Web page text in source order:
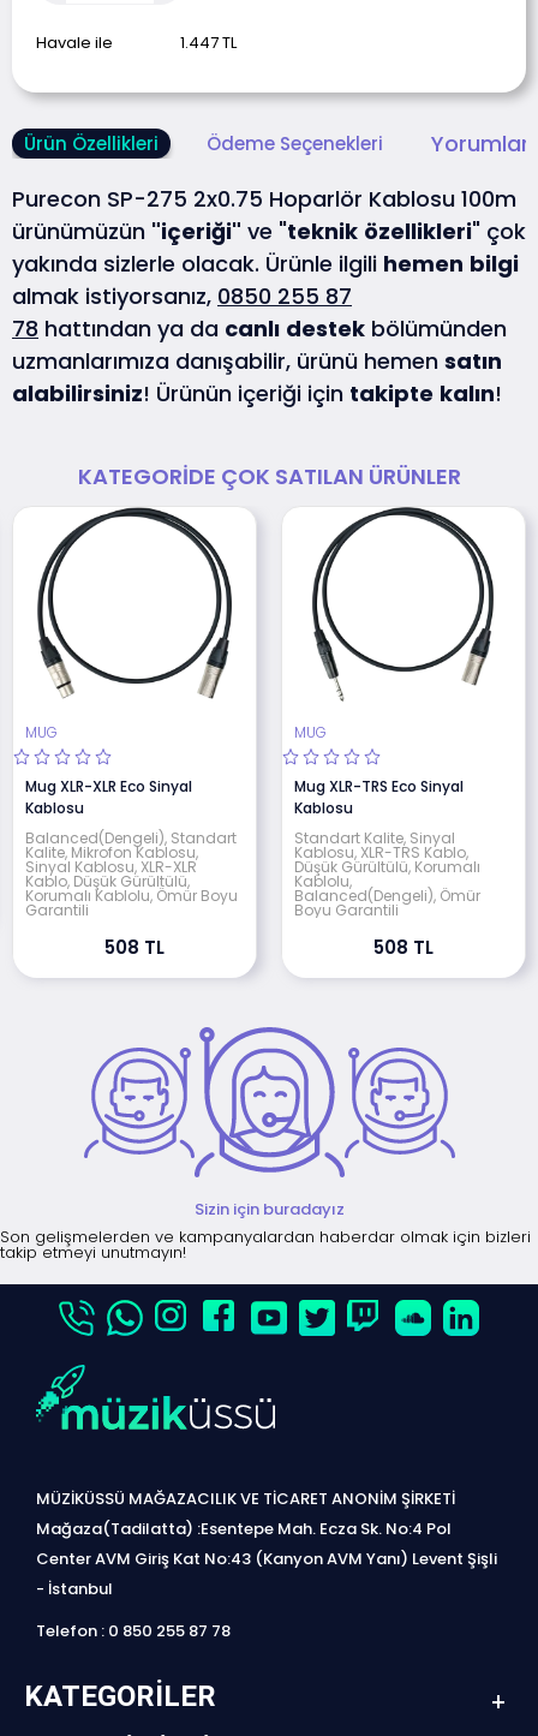
Havale ile 1.447TL
Ürün Özellikleri Ödeme Seçenekleri
Purecon SP-275 2x0.75 Hoparlör Kablosu 100m
ürünümüzün "içeriği" ve "teknik özellikleri" çok
yakında sizlerle olacak. Ürünle ilgili hemen bilgi
almak istiyorsanız, 0850 255 87
78 hattından ya da canlı destek bölümünden
uzmanlarımıza danışabilir, ürünü hemen satın
alabilirsiniz! Ürünün içeriği için takipte kalın!
KATEGORIDE ÇOK SATILAN ÜRÜNLER
MUG
Mug XLR-XLR Eco Sinyal
Kablosu
Balanced(Dengeli), Standart
Kalite, Mikrofon Kablosu,
Sinyal Kablosu, XLR-XLR
Kablo, Düşük Gürültülü,
Korumalı Kablolu, Ömür Boyu
Garantili
508 TL
MUG
Mug XLR-TRS Eco Sinyal
Kablosu
Standart Kalite, Sinyal
Kablosu, XLR-TRS Kablo,
Düşük Gürültülü, Korumalı
Kablolu,
Balanced(Dengeli), Ömür
Boyu Garantili
508 TL
Sizin için buradayız
Son gelişmelerden ve kampanyalardan haberdar olmak için bizleri
takip etmeyi unutmayın!
MÜZİKÜSSÜ MAĞAZACILIK VE TİCARET ANONİM ŞİRKETİ
Mağaza(Tadilatta) :Esentepe Mah. Ecza Sk. No:4 Pol
Center AVM Giriş Kat No:43 (Kanyon AVM Yanı) Levent Şişli
- İstanbul
Telefon : 0 850 255 87 78
KATEGORILER